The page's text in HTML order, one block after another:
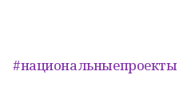
#национальныепроекты